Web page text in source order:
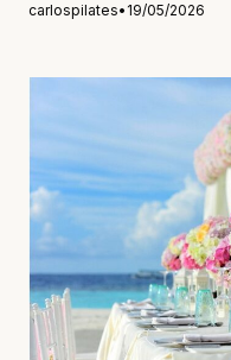
carlospilates• 19/05/2026